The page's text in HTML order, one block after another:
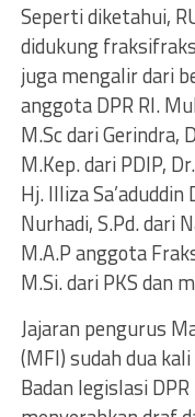
Seperti diketahui,
didukung
juga mengalir dari
anggota DPR RI.
M.Sc dari Gerindra,
M.Kep. dari PDIP,
Hj. Illiza Sa’aduddin
Nurhadi, S.Pd. dari
M.A.P anggota
M.Si. dari PKS dan
Jajaran pengurus
(MFI) sudah dua
Badan legislasi